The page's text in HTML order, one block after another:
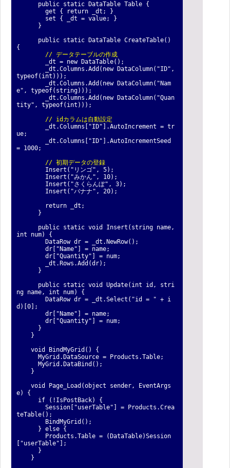
public static DataTable Table {
get { return _dt; }
set { _dt = value; }
}
public static DataTable CreateTable()
{
// データテーブルの作成
_dt = new DataTable();
_dt.Columns.Add(new DataColumn("ID",
typeof(int)));
_dt.Columns.Add(new DataColumn("Nam
e", typeof(string)));
_dt.Columns.Add(new DataColumn("Quan
tity", typeof(int)));
// idカラムは自動設定
_dt.Columns["ID"].AutoIncrement = tr
ue;
_dt.Columns["ID"].AutoIncrementSeed
= 1000;
// 初期データの登録
Insert("リンゴ", 5);
Insert("みかん", 10);
Insert("さくらんぼ", 3);
Insert("バナナ", 20);
return _dt;
}
public static void Insert(string name,
int num) {
DataRow dr = _dt.NewRow();
dr["Name"] = name;
dr["Quantity"] = num;
_dt.Rows.Add(dr);
}
public static void Update(int id, stri
ng name, int num) {
DataRow dr = _dt.Select("id = " + i
d)[0];
dr["Name"] = name;
dr["Quantity"] = num;
}
}
void BindMyGrid() {
MyGrid.DataSource = Products.Table;
MyGrid.DataBind();
}
void Page_Load(object sender, EventArgs
e) {
if (!IsPostBack) {
Session["userTable"] = Products.Crea
teTable();
BindMyGrid();
} else {
Products.Table = (DataTable)Session
["userTable"];
}
}